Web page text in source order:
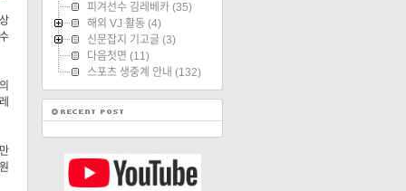
피겨선수 김레베카 (35)
해외 VJ 활동 (4)
신문잡지 기고글 (3)
다음첫면 (11)
스포츠 생중계 안내 (132)